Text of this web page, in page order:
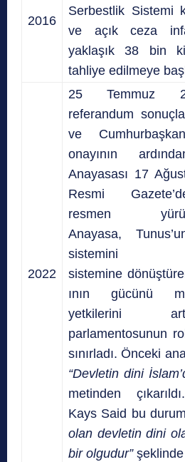
2016
Serbestlik Sistemi
ve açık ceza
yaklaşık 38 bin
tahliye edilmeye
2022
25 Temmuz
referandum
ve
onayının
Anayasası 17
Resmi
resmen
Anayasa,
sistemine
ının gücünü
yetkilerini
parlamentosunun
sınırladı.Önceki
“Devletin dini
metinden
Kays Said bu
olan devletin dini
bir olgudur”şeklinde